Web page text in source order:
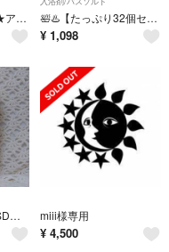
★新品未開封１個★アセッテナイ？★ぺえプロデュース★薬用デオドラントクリーム★ 🛀♨️【たっぷり32個セット】入浴剤 バブ いい湯旅立ち 日本の名湯 他
¥ 1,098
なー様専用 薬用SDローション3本 miii様専用
¥ 4,500